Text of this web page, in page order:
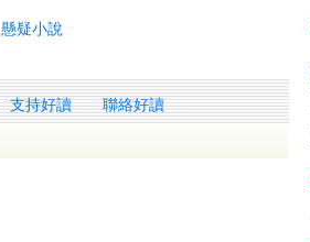
懸疑小說
支持好讀 聯絡好讀